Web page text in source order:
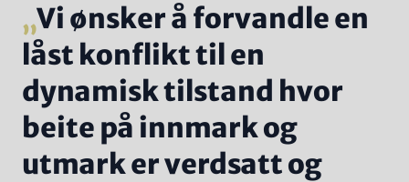
Vi ønsker å forvandle en
låst konflikt til en
dynamisk tilstand hvor
beite på innmark og
utmark er verdsatt og